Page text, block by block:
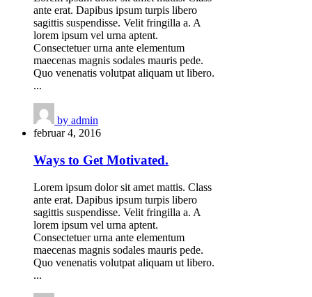
ante erat. Dapibus ipsum turpis libero
sagittis suspendisse. Velit fringilla a. A
lorem ipsum vel urna aptent.
Consectetuer urna ante elementum
maecenas magnis sodales mauris pede.
Quo venenatis volutpat aliquam ut libero.
...
by admin
februar 4, 2016
Ways to Get Motivated.
Lorem ipsum dolor sit amet mattis. Class
ante erat. Dapibus ipsum turpis libero
sagittis suspendisse. Velit fringilla a. A
lorem ipsum vel urna aptent.
Consectetuer urna ante elementum
maecenas magnis sodales mauris pede.
Quo venenatis volutpat aliquam ut libero.
...